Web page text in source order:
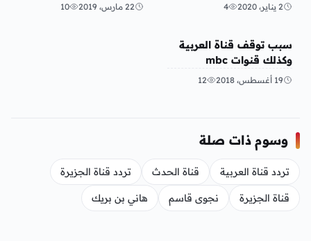
2 يناير، 2020 4 22 مارس، 2019 10
عربي ودولي
سبب توقف قناة العربية
وكذلك قنوات mbc
19 أغسطس، 2018 12
وسوم ذات صلة
تردد قناة العربية قناة الحدث تردد قناة الجزيرة
قناة الجزيرة نجوى قاسم هاني بن بريك